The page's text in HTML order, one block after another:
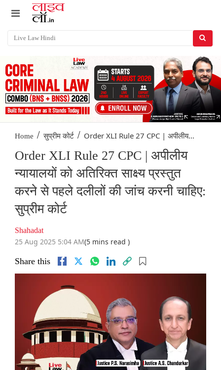
Home / सुप्रीम कोर्ट / Order XLI Rule 27 CPC | अपीलीय...
Order XLI Rule 27 CPC | अपीलीय
न्यायालयों को अतिरिक्त साक्ष्य प्रस्तुत
करने से पहले दलीलों की जांच करनी चाहिए:
सुप्रीम कोर्ट
Shahadat
25 Aug 2025 5:04 AM(5 mins read )
Share this